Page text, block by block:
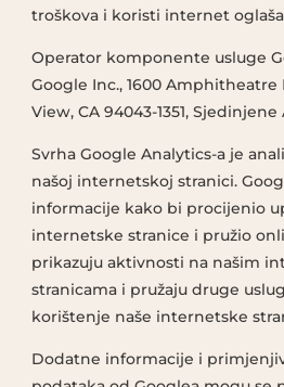
troškova i koristi internet
Operator komponente usluge
Google Inc., 1600
View, CA 94043-1351,
Svrha Google Analytics-a je
našoj internetskoj stranici.
informacije kako bi procijenio
internetske stranice i pružio
prikazuju aktivnosti na našim
stranicama i pružaju druge
korištenje naše internetske
Dodatne informacije i